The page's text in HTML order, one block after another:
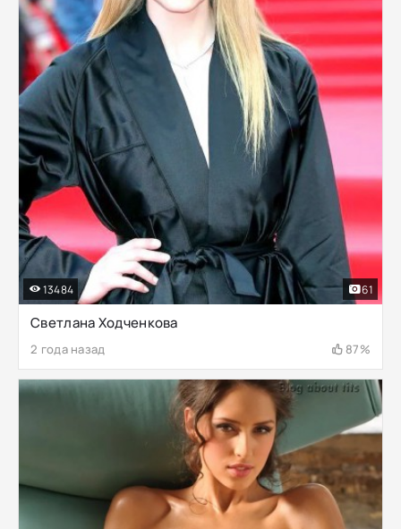
Светлана Ходченкова
2 года назад 87%
13484 61